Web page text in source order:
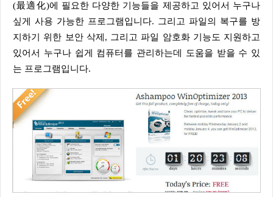
(最適化)에 필요한 다양한 기능들을 제공하고 있어서 누구나
싶게 사용 가능한 프로그램입니다. 그리고 파일의 복구를 방
지하기 위한 보안 삭제, 그리고 파일 암호화 기능도 지원하고
있어서 누구나 쉽게 컴퓨터를 관리하는데 도움을 받을 수 있
는 프로그램입니다.